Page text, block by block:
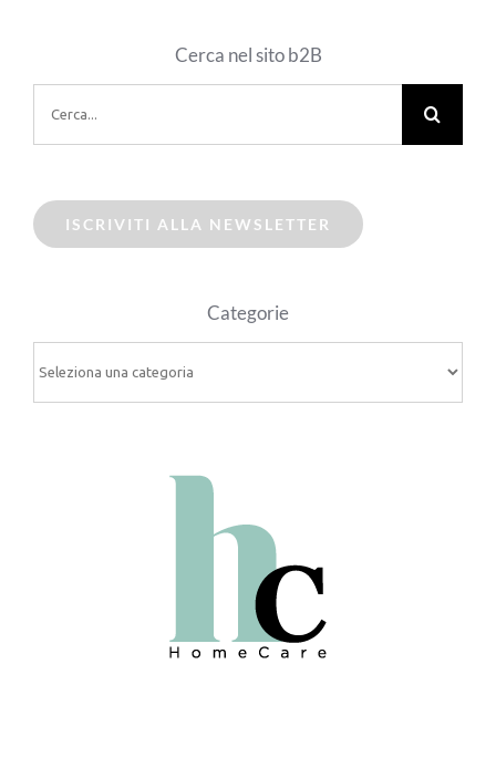
Cerca nel sito b2B
per:
ISCRIVITI ALLA NEWSLETTER
Categorie